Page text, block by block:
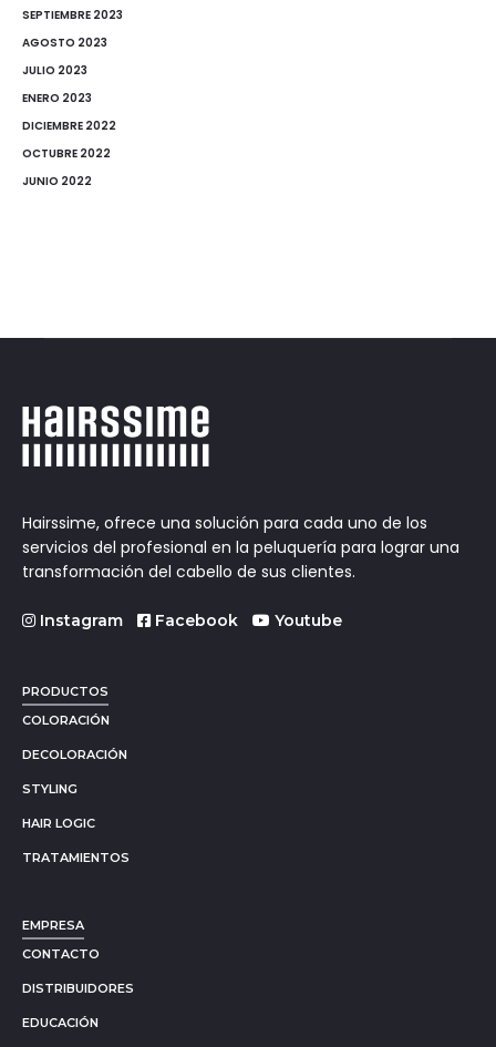
SEPTIEMBRE 2023
AGOSTO 2023
JULIO 2023
ENERO 2023
DICIEMBRE 2022
OCTUBRE 2022
JUNIO 2022
Hairssime, ofrece una solución para cada uno de los
servicios del profesional en la peluquería para lograr una
transformación del cabello de sus clientes.
Instagram Facebook Youtube
PRODUCTOS
COLORACIÓN
DECOLORACIÓN
STYLING
HAIR LOGIC
TRATAMIENTOS
EMPRESA
CONTACTO
DISTRIBUIDORES
EDUCACIÓN